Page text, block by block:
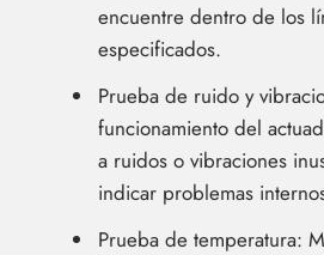
encuentre dentro de los
especificados.
Prueba de ruido y
funcionamiento del
a ruidos o vibraciones
indicar problemas
Prueba de temperatura: